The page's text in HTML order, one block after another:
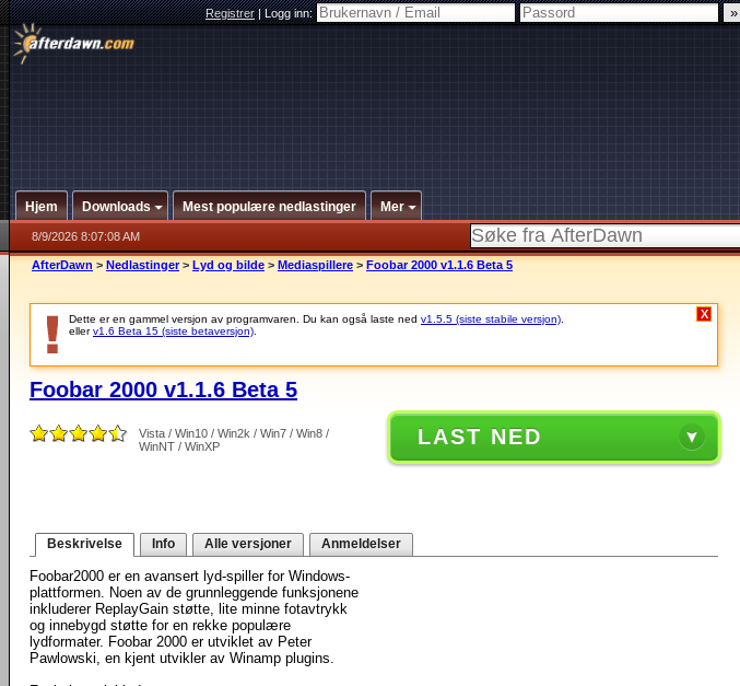
Registrer|Logg inn:
Hjem Downloads Mest populære nedlastinger Mer
8/9/2026 8:07:08 AM
AfterDawn > Nedlastinger > Lyd og bilde > Mediaspillere > Foobar 2000 v1.1.6 Beta 5
Dette er en gammel versjon av programvaren. Du kan også laste ned v1.5.5 (siste stabile versjon)
ellerv1.6 Beta 15 (siste betaversjon)
X
Foobar 2000 v1.1.6 Beta 5
Vista / Win10 / Win2k / Win7 / Win8 /
WinNT / WinXP
LAST NED
Beskrivelse Info Alle versjoner Anmeldelser
Foobar2000 er en avansert lyd-spiller for Windows-
plattformen. Noen av de grunnleggende funksjonene
inkluderer ReplayGain støtte, lite minne fotavtrykk
og innebygd støtte for en rekke populære
lydformater. Foobar 2000 er utviklet av Peter
Pawlowski, en kjent utvikler av Winamp plugins.